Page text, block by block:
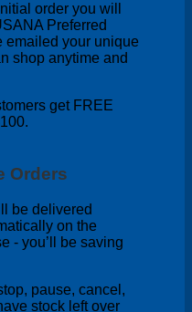
order you will
Preferred
emailed your unique
shop anytime and
get FREE
Orders
be delivered
on the
- you’ll be saving
pause, cancel,
stock left over